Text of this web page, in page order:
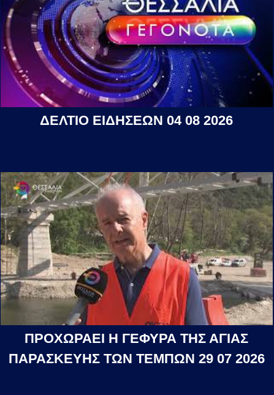
ΔΕΛΤΙΟ ΕΙΔΗΣΕΩΝ 04 08 2026
ΠΡΟΧΩΡΑΕΙ Η ΓΕΦΥΡΑ ΤΗΣ ΑΓΙΑΣ
ΠΑΡΑΣΚΕΥΗΣ ΤΩΝ ΤΕΜΠΩΝ 29 07 2026